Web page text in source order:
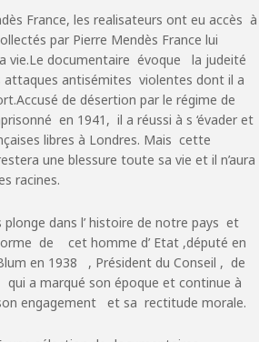
France, les realisateurs ont eu accès à
par Pierre Mendès France lui
vie.Le documentaire évoque la judeité
attaques antisémites violentes dont il a
de désertion par le régime de
en 1941, il a réussi à s ‘évader et
libres à Londres. Mais cette
une blessure toute sa vie et il n’aura
racines.
plonge dans l’ histoire de notre pays et
de cet homme d’ Etat ,député en
en 1938 , Président du Conseil , de
a marqué son époque et continue à
engagement et sa rectitude morale.